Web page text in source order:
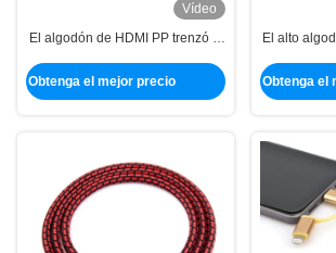
Vídeo
El algodón de HDMI PP trenzó el
prueba de calor resistente
Obtenga el mejor precio
El alto
Obtenga el